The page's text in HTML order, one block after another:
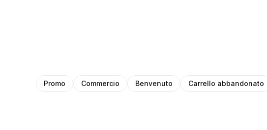
Promo Commercio Benvenuto Carrello abbandonato